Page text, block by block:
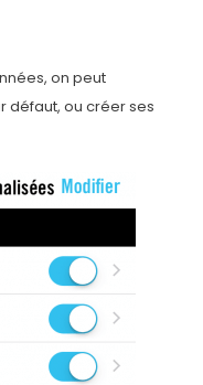
on peut
défaut, ou créer ses